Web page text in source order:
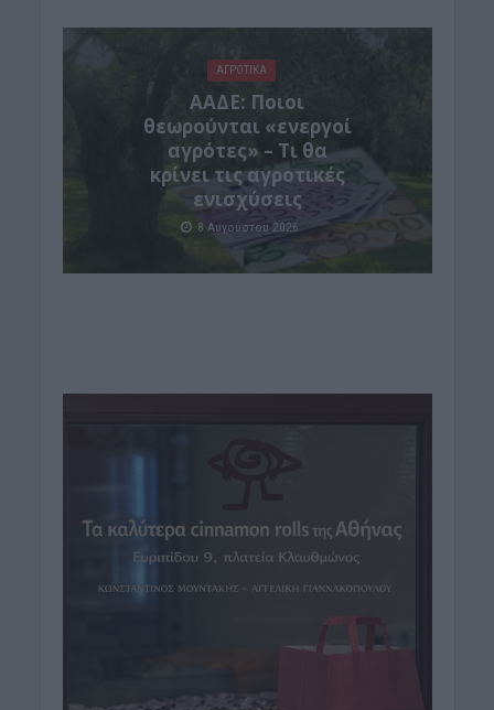
ΑΓΡΟΤΙΚΑ
ΑΑΔΕ: Ποιοι
θεωρούνται «ενεργοί
αγρότες» – Τι θα
κρίνει τις αγροτικές
ενισχύσεις
8 Αυγούστου 2026